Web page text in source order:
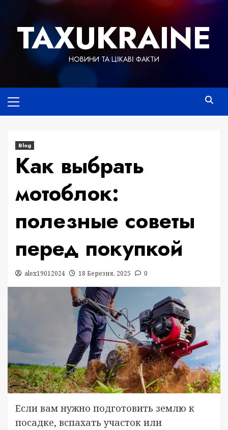
contentTAXUKRAINE
НОВИНИ ТА ЦІКАВІ ФАКТИ
Menu
Blog
Как выбрать
мотоблок:
полезные советы
перед покупкой
alex19012024 18 Березня, 2025 0
Если вам нужно подготовить землю к
посадке, вспахать участок или